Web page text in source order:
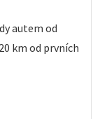
autem od
km od prvních